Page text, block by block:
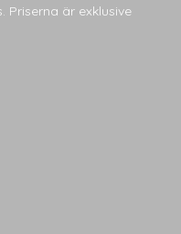
är exklusive